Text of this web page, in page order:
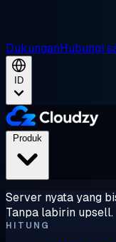
DukunganHubungi
ID
Server nyata yang
Tanpa labirin upsell.
HITUNG